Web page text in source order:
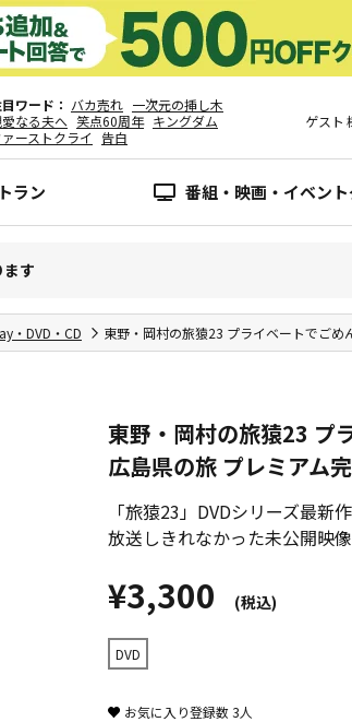
ワード バカ売れ 一次元の挿し木
なる夫へ 笑点60周年 キングダム
ーストクライ
告白
ゲスト
ラン 番組・映画・イベン
す
・DVD・CD 東野・岡村の旅猿23 プライベートでご
東野・岡村の旅猿23 プ
広島県の旅 プレミアム
「旅猿23」DVDシリーズ最新
放送しきれなかった未公開映
¥3,300 (税込)
DVD
お気に入り登録数3人